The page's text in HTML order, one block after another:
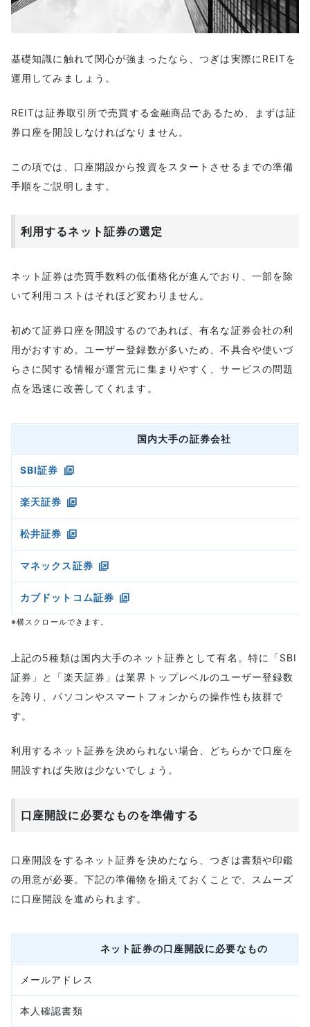
基礎知識に触れて関心が強まったなら、つぎは実際にREITを
運用してみましょう。
REITは証券取引所で売買する金融商品であるため、まずは証
券口座を開設しなければなりません。
この項では、口座開設から投資をスタートさせるまでの準備
手順をご説明します。
利用するネット証券の選定
ネット証券は売買手数料の低価格化が進んでおり、一部を除
いて利用コストはそれほど変わりません。
初めて証券口座を開設するのであれば、有名な証券会社の利
用がおすすめ。ユーザー登録数が多いため、不具合や使いづ
らさに関する情報が運営元に集まりやすく、サービスの問題
点を迅速に改善してくれます。
国内大手の証券会社
SBI証券
楽天証券
松井証券
マネックス証券
カブドットコム証券
※横スクロールできます。
上記の5種類は国内大手のネット証券として有名。特に「SBI
証券」と「楽天証券」は業界トップレベルのユーザー登録数
を誇り、パソコンやスマートフォンからの操作性も抜群で
す。
利用するネット証券を決められない場合、どちらかで口座を
開設すれば失敗は少ないでしょう。
口座開設に必要なものを準備する
口座開設をするネット証券を決めたなら、つぎは書類や印鑑
の用意が必要。下記の準備物を揃えておくことで、スムーズ
に口座開設を進められます。
ネット証券の口座開設に必要なもの
メールアドレス
本人確認書類